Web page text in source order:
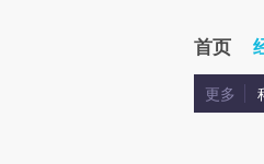
首页
更多